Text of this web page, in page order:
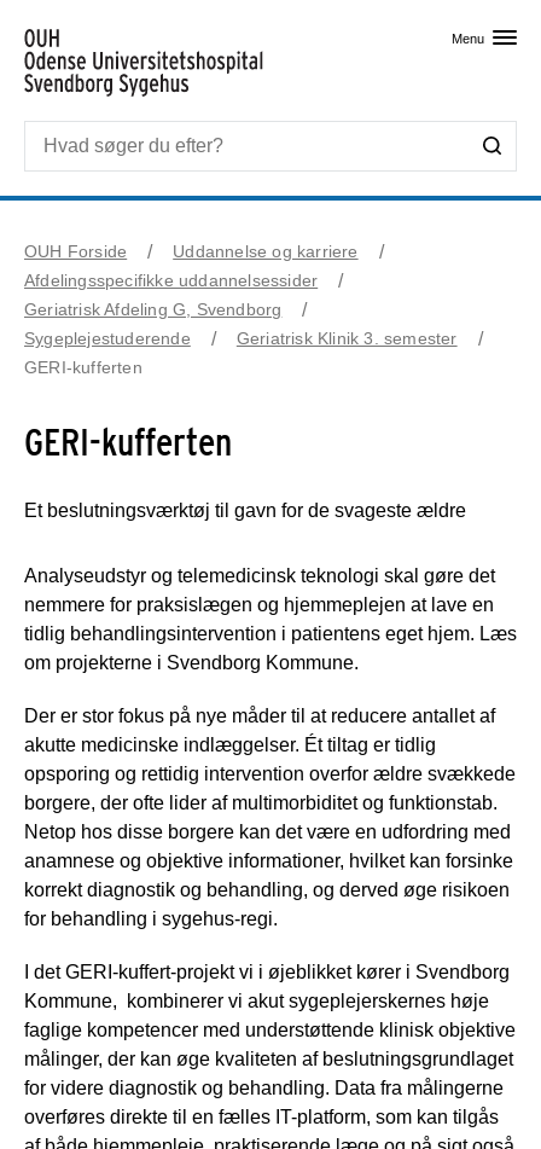
Menu
OUH Forside
Uddannelse og karriere
Afdelingsspecifikke uddannelsessider
Geriatrisk Afdeling G, Svendborg
Sygeplejestuderende
Geriatrisk Klinik 3. semester
GERI-kufferten
GERI-kufferten
Et beslutningsværktøj til gavn for de svageste ældre
Analyseudstyr og telemedicinsk teknologi skal gøre det
nemmere for praksislægen og hjemmeplejen at lave en
tidlig behandlingsintervention i patientens eget hjem. Læs
om projekterne i Svendborg Kommune.
Der er stor fokus på nye måder til at reducere antallet af
akutte medicinske indlæggelser. Ét tiltag er tidlig
opsporing og rettidig intervention overfor ældre svækkede
borgere, der ofte lider af multimorbiditet og funktionstab.
Netop hos disse borgere kan det være en udfordring med
anamnese og objektive informationer, hvilket kan forsinke
korrekt diagnostik og behandling, og derved øge risikoen
for behandling i sygehus-regi.
I det GERI-kuffert-projekt vi i øjeblikket kører i Svendborg
Kommune, kombinerer vi akut sygeplejerskernes høje
faglige kompetencer med understøttende klinisk objektive
målinger, der kan øge kvaliteten af beslutningsgrundlaget
for videre diagnostik og behandling. Data fra målingerne
overføres direkte til en fælles IT-platform, som kan tilgås